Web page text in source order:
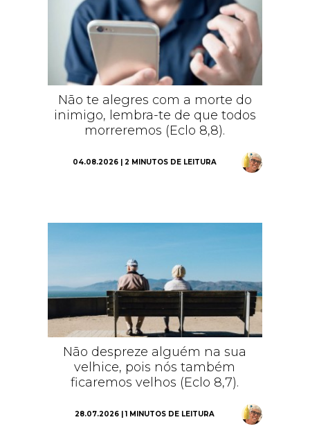
Não te alegres com a morte do
inimigo, lembra-te de que todos
morreremos (Eclo 8,8).
04.08.2026 | 2 MINUTOS DE LEITURA
Não despreze alguém na sua
velhice, pois nós também
ficaremos velhos (Eclo 8,7).
28.07.2026 | 1 MINUTOS DE LEITURA